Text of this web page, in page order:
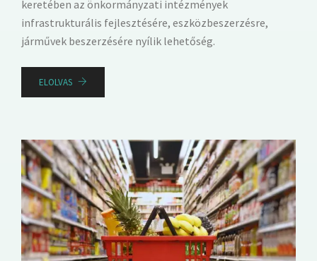
keretében az önkormányzati intézmények
infrastrukturális fejlesztésére, eszközbeszerzésre,
járművek beszerzésére nyílik lehetőség.
ELOLVAS